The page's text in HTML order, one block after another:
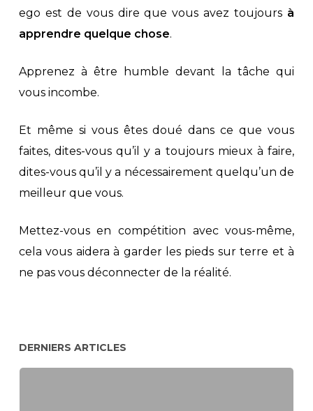
ego est de vous dire que vous avez toujours à
apprendre quelque chose.
Apprenez à être humble devant la tâche qui
vous incombe.
Et même si vous êtes doué dans ce que vous
faites, dites-vous qu’il y a toujours mieux à faire,
dites-vous qu’il y a nécessairement quelqu’un de
meilleur que vous.
Mettez-vous en compétition avec vous-même,
cela vous aidera à garder les pieds sur terre et à
ne pas vous déconnecter de la réalité.
DERNIERS ARTICLES